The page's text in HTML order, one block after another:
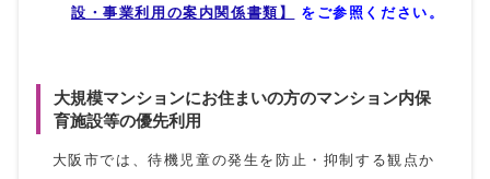
設・事業利用の案内関係書類】
をご参照ください。
大規模マンションにお住まいの方のマンション内保
育施設等の優先利用
大阪市では、待機児童の発生を防止・抑制する観点か